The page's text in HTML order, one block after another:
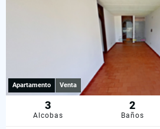
Apartamento Venta
3
Alcobas
2
Baños